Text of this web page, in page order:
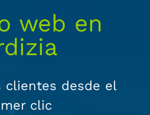
web en
clientes desde el
clic